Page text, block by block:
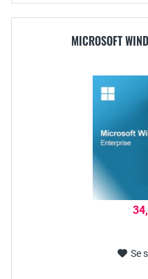
MICROSOFT
Se